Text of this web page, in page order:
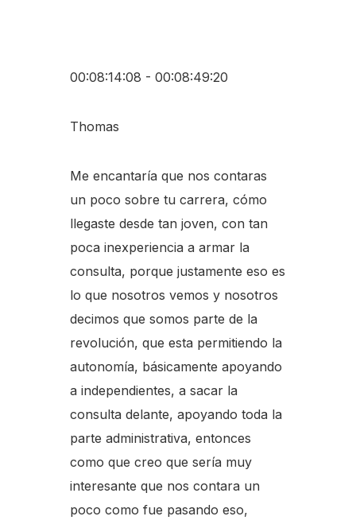
00:08:14:08 - 00:08:49:20
Thomas
Me encantaría que nos contaras
un poco sobre tu carrera, cómo
llegaste desde tan joven, con tan
poca inexperiencia a armar la
consulta, porque justamente eso es
lo que nosotros vemos y nosotros
decimos que somos parte de la
revolución, que esta permitiendo la
autonomía, básicamente apoyando
a independientes, a sacar la
consulta delante, apoyando toda la
parte administrativa, entonces
como que creo que sería muy
interesante que nos contara un
poco como fue pasando eso,